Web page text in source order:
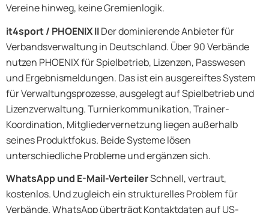
Vereine hinweg, keine Gremienlogik.
it4sport / PHOENIX IIDer dominierende Anbieter für
Verbandsverwaltung in Deutschland. Über 90 Verbände
nutzen PHOENIX für Spielbetrieb, Lizenzen, Passwesen
und Ergebnismeldungen. Das ist ein ausgereiftes System
für Verwaltungsprozesse, ausgelegt auf Spielbetrieb und
Lizenzverwaltung. Turnierkommunikation, Trainer-
Koordination, Mitgliedervernetzung liegen außerhalb
seines Produktfokus. Beide Systeme lösen
unterschiedliche Probleme und ergänzen sich.
WhatsApp und E-Mail-VerteilerSchnell, vertraut,
kostenlos. Und zugleich ein strukturelles Problem für
Verbände. WhatsApp überträgt Kontaktdaten auf US-